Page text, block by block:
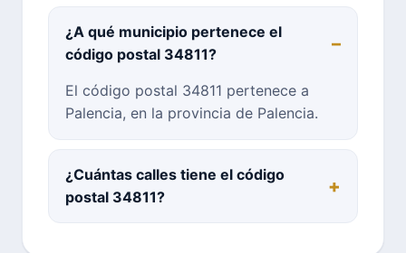
¿A qué municipio pertenece el
código postal 34811?
El código postal 34811 pertenece a
Palencia, en la provincia de Palencia.
¿Cuántas calles tiene el código
postal 34811?